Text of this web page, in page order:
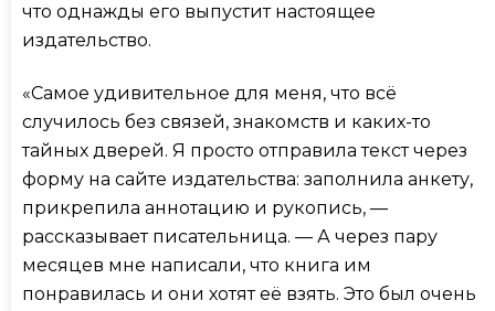
что однажды его выпустит настоящее
издательство.
«Самое удивительное для меня, что всё
случилось без связей, знакомств и каких-то
тайных дверей. Я просто отправила текст через
форму на сайте издательства: заполнила анкету,
прикрепила аннотацию и рукопись, —
рассказывает писательница. — А через пару
месяцев мне написали, что книга им
понравилась и они хотят её взять. Это был очень